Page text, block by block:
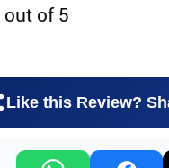
out of5
Like this Review?